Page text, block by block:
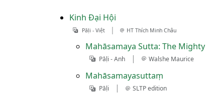
Kinh Ðại Hội
Pāḷi - Việt | HT Thích Minh Châu
Mahāsamaya Sutta: The
Pāḷi - Anh | Walshe Maurice
Mahāsamayasuttaṃ
Pāḷi | SLTP edition